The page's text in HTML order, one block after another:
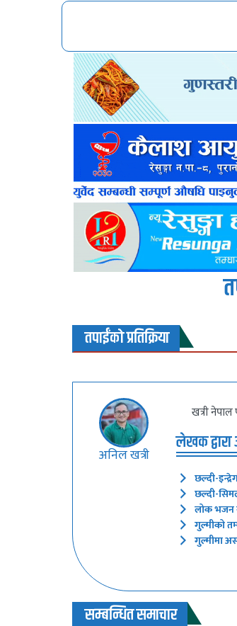
तपाईंको प्रतिक्रिया
अनिल खत्री
खत्री
लेखक
छल्दी-
छल्दी-
लोक भजन
गुल्मीको
गुल्मीमा
सम्बन्धित समाचार